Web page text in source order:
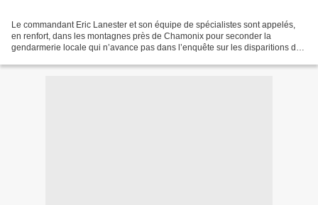
Le commandant Eric Lanester et son équipe de spécialistes sont appelés,
en renfort, dans les montagnes près de Chamonix pour seconder la
gendarmerie locale qui n’avance pas dans l’enquête sur les disparitions de